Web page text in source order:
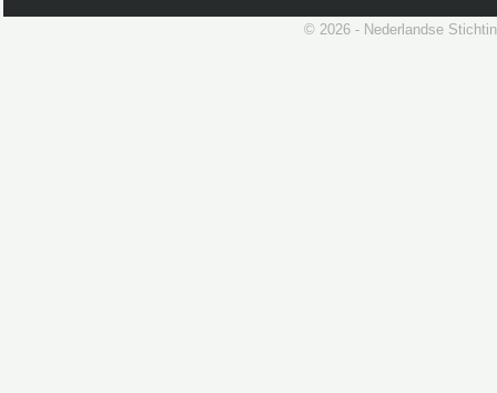
© 2026 - Nederlandse